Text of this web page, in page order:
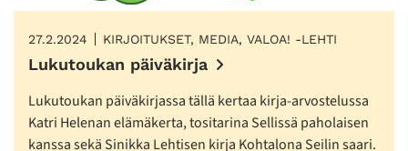
27.2.2024 KIRJOITUKSET, MEDIA, VALOA! -LEHTI
Lukutoukan päiväkirja
Lukutoukan päiväkirjassa tällä kertaa kirja-arvostelussa
Katri Helenan elämäkerta, tositarina Sellissä paholaisen
kanssa sekä Sinikka Lehtisen kirja Kohtalona Seilin saari.